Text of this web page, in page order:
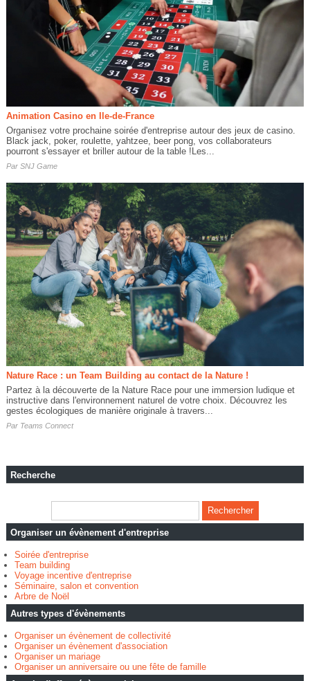
Animation Casino en Ile-de-France
Organisez votre prochaine soirée d'entreprise autour des jeux de casino.
Black jack, poker, roulette, yahtzee, beer pong, vos collaborateurs
pourront s'essayer et briller autour de la table !Les...
Par SNJ Game
Nature Race : un Team Building au contact de la Nature !
Partez à la découverte de la Nature Race pour une immersion ludique et
instructive dans l'environnement naturel de votre choix. Découvrez les
gestes écologiques de manière originale à travers...
Par Teams Connect
Recherche
Organiser un évènement d'entreprise
Soirée d'entreprise
Team building
Voyage incentive d'entreprise
Séminaire, salon et convention
Arbre de Noël
Autres types d'évènements
Organiser un évènement de collectivité
Organiser un évènement d'association
Organiser un mariage
Organiser un anniversaire ou une fête de famille